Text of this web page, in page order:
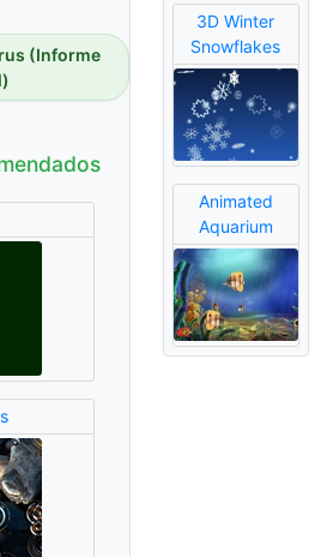
(Informe
3D Winter
Snowflakes
Animated
Aquarium